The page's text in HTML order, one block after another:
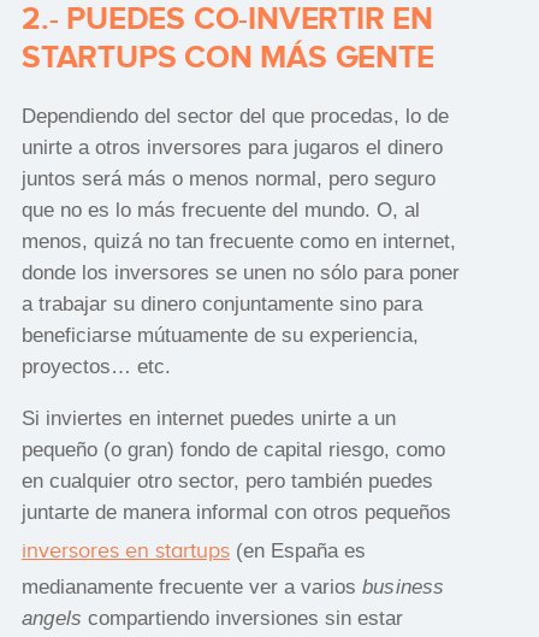
2.- PUEDES CO-INVERTIR EN
STARTUPS CON MÁS GENTE
Dependiendo del sector del que procedas, lo de
unirte a otros inversores para jugaros el dinero
juntos será más o menos normal, pero seguro
que no es lo más frecuente del mundo. O, al
menos, quizá no tan frecuente como en internet,
donde los inversores se unen no sólo para poner
a trabajar su dinero conjuntamente sino para
beneficiarse mútuamente de su experiencia,
proyectos… etc.
Si inviertes en internet puedes unirte a un
pequeño (o gran) fondo de capital riesgo, como
en cualquier otro sector, pero también puedes
juntarte de manera informal con otros pequeños
inversores en startups(en España es
medianamente frecuente ver a varios business
angels compartiendo inversiones sin estar